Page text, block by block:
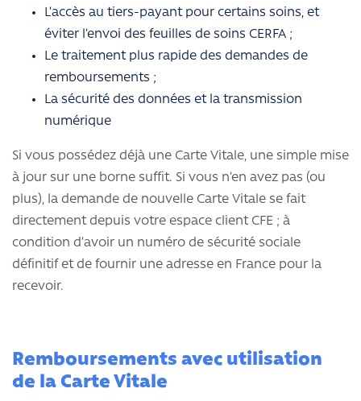
L’accès au tiers-payant pour certains soins, et
éviter l’envoi des feuilles de soins CERFA ;
Le traitement plus rapide des demandes de
remboursements ;
La sécurité des données et la transmission
numérique
Si vous possédez déjà une Carte Vitale, une simple mise
à jour sur une borne suffit. Si vous n’en avez pas (ou
plus), la demande de nouvelle Carte Vitale se fait
directement depuis votre espace client CFE ; à
condition d’avoir un numéro de sécurité sociale
définitif et de fournir une adresse en France pour la
recevoir.
Remboursements avec utilisation
de la Carte Vitale